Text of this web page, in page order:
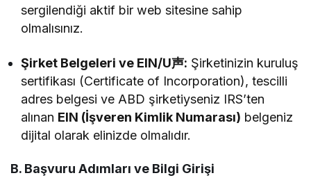
sergilendiği aktif bir web sitesine sahip
olmalısınız.
Şirket Belgeleri ve EIN/U声: Şirketinizin kuruluş
sertifikası (Certificate of Incorporation), tescilli
adres belgesi ve ABD şirketiyseniz IRS’ten
alınan EIN (İşveren Kimlik Numarası) belgeniz
dijital olarak elinizde olmalıdır.
B. Başvuru Adımları ve Bilgi Girişi